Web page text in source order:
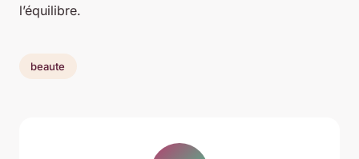
l’équilibre.
beaute